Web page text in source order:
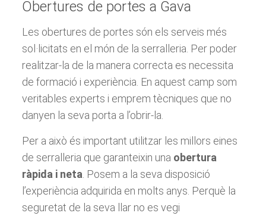
Obertures de portes a Gava
Les obertures de portes són els serveis més
sol·licitats en el món de la serralleria. Per poder
realitzar-la de la manera correcta es necessita
de formació i experiència. En aquest camp som
veritables experts i emprem tècniques que no
danyen la seva porta a l’obrir-la.
Per a això és important utilitzar les millors eines
de serralleria que garanteixin una obertura
ràpida i neta . Posem a la seva disposició
l’experiència adquirida en molts anys. Perquè la
seguretat de la seva llar no es vegi